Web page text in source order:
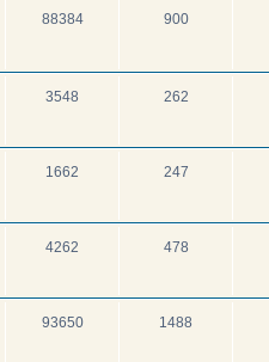
900
88384
262
3548
247
1662
478
4262
1488
93650